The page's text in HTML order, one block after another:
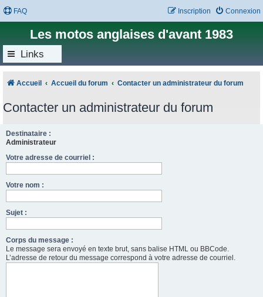
FAQ Connexion
Inscription
Les motos anglaises d'avant 1983
Links
Accueil Accueil du forum Contacter un administrateur du forum
Contacter un administrateur du forum
Destinataire :
Administrateur
Votre adresse de courriel :
Votre nom :
Sujet :
Corps du message :
Le message sera envoyé en texte brut, sans balise HTML ou BBCode.
L’adresse de retour du message correspond à votre adresse de courriel.